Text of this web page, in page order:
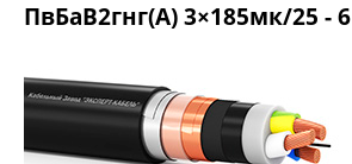
ПвБаВ2гнг(А) 3×185мк/25 - 6